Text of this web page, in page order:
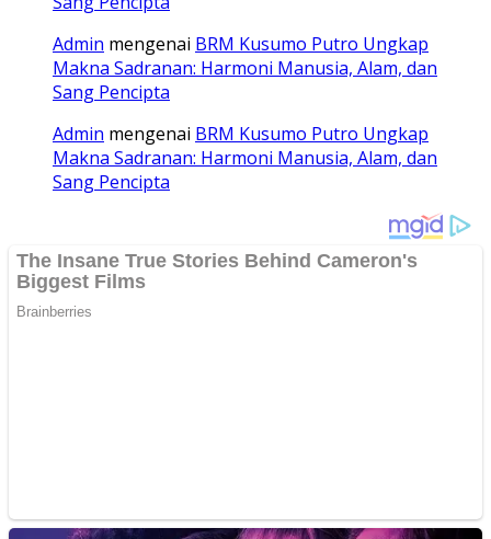
Admin mengenai BRM Kusumo Putro Ungkap
Makna Sadranan: Harmoni Manusia, Alam, dan
Sang Pencipta
Admin mengenai BRM Kusumo Putro Ungkap
Makna Sadranan: Harmoni Manusia, Alam, dan
Sang Pencipta